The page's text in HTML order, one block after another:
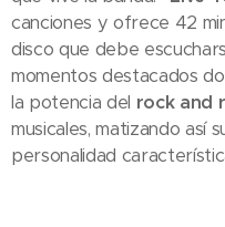
canciones y ofrece 42
disco que debe
momentos destacados
la potencia del rock and
musicales, matizando así
personalidad